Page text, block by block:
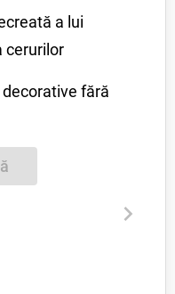
a lui
cerurilor
fără